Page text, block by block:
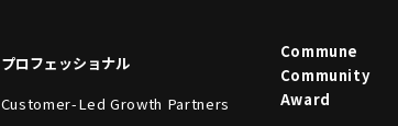
プロフェッショナル
Customer-Led Growth Partners
Commune
Community
Award